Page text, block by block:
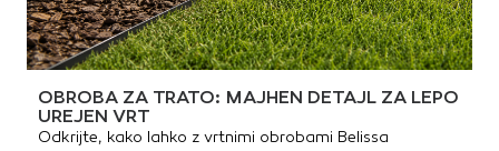
OBROBA ZA TRATO: MAJHEN DETAJL ZA LEPO
UREJEN VRT
Odkrijte, kako lahko z vrtnimi obrobami Belissa